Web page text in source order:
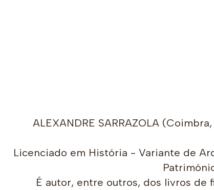
ALEXANDRE SARRAZOLA
Licenciado em História - Variante de
É autor, entre outros, dos livros de